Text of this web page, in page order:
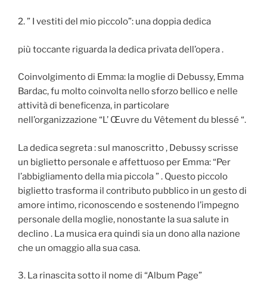
2. ” I vestiti del mio piccolo”: una doppia dedica
più toccante riguarda la dedica privata dell’opera .
Coinvolgimento di Emma: la moglie di Debussy, Emma
Bardac, fu molto coinvolta nello sforzo bellico e nelle
attività di beneficenza, in particolare
nell’organizzazione “L’ Œuvre du Vêtement du blessé “.
La dedica segreta : sul manoscritto , Debussy scrisse
un biglietto personale e affettuoso per Emma: “Per
l’abbigliamento della mia piccola ” . Questo piccolo
biglietto trasforma il contributo pubblico in un gesto di
amore intimo, riconoscendo e sostenendo l’impegno
personale della moglie, nonostante la sua salute in
declino . La musica era quindi sia un dono alla nazione
che un omaggio alla sua casa.
3. La rinascita sotto il nome di “Album Page”